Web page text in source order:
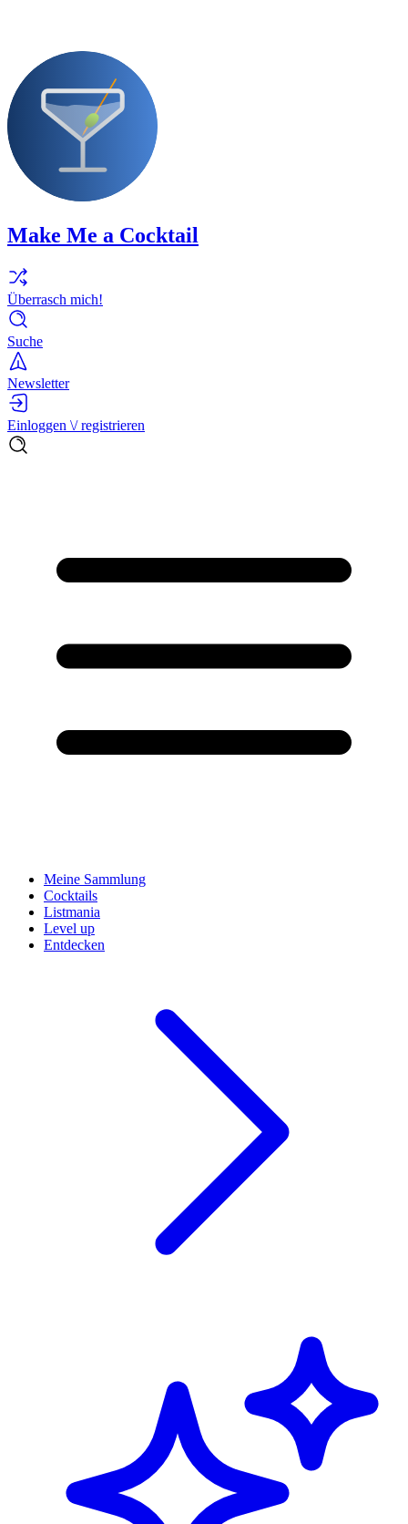
Make Me a Cocktail
Überrasch mich!
Suche
Newsletter
Einloggen \/ registrieren
Meine Sammlung
Cocktails
Listmania
Level up
Entdecken